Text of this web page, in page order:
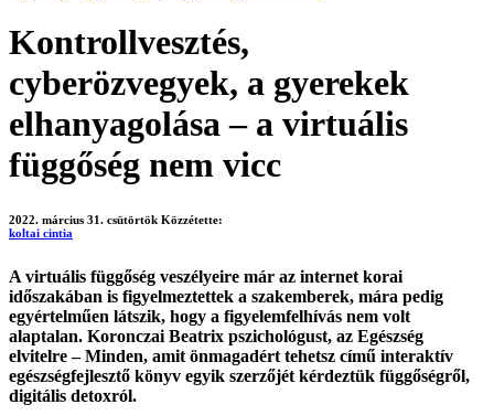
Kontrollvesztés,
cyberözvegyek, a gyerekek
elhanyagolása – a virtuális
függőség nem vicc
2022. március 31. csütörtök Közzétette:
koltai cintia
A virtuális függőség veszélyeire már az internet korai
időszakában is figyelmeztettek a szakemberek, mára pedig
egyértelműen látszik, hogy a figyelemfelhívás nem volt
alaptalan. Koronczai Beatrix pszichológust, az Egészség
elvitelre – Minden, amit önmagadért tehetsz című interaktív
egészségfejlesztő könyv egyik szerzőjét kérdeztük függőségről,
digitális detoxról.